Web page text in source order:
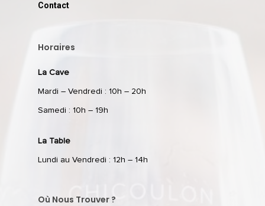
Contact
Horaires
La Cave
Mardi – Vendredi : 10h – 20h
Samedi : 10h – 19h
La Table
Lundi au Vendredi : 12h – 14h
Où Nous Trouver ?